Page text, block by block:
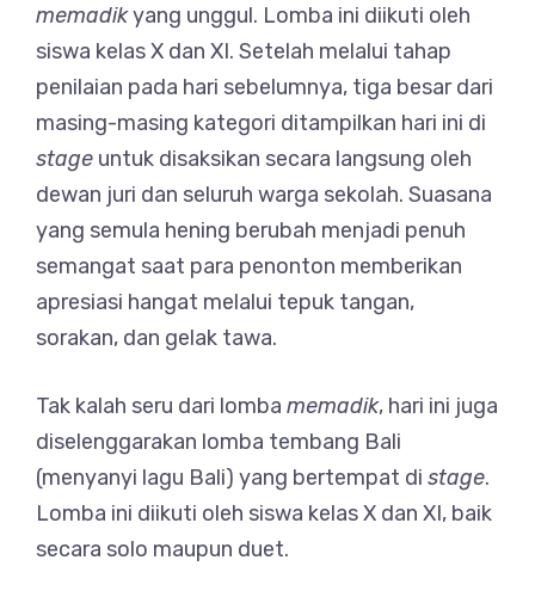
memadikyang unggul. Lomba ini diikuti oleh
siswa kelas X dan XI. Setelah melalui tahap
penilaian pada hari sebelumnya, tiga besar dari
masing-masing kategori ditampilkan hari ini di
stage untuk disaksikan secara langsung oleh
dewan juri dan seluruh warga sekolah. Suasana
yang semula hening berubah menjadi penuh
semangat saat para penonton memberikan
apresiasi hangat melalui tepuk tangan,
sorakan, dan gelak tawa.
Tak kalah seru dari lomba memadik, hari ini juga
diselenggarakan lomba tembang Bali
(menyanyi lagu Bali) yang bertempat di stage.
Lomba ini diikuti oleh siswa kelas X dan XI, baik
secara solo maupun duet.